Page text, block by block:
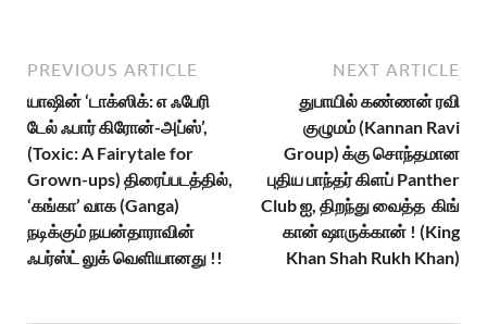
PREVIOUS ARTICLE
யாஷின் ‘டாக்ஸிக்: எ ஃபேரி
டேல் ஃபார் கிரோன்-அப்ஸ்’,
(Toxic: A Fairytale for
Grown-ups) திரைப்படத்தில்,
‘கங்கா’ வாக (Ganga)
நடிக்கும் நயன்தாராவின்
ஃபர்ஸ்ட் லுக் வெளியானது !!
NEXT ARTICLE
துபாயில் கண்ணன் ரவி
குழுமம் (Kannan Ravi
Group) க்கு சொந்தமான
புதிய பாந்தர் கிளப் Panther
Club ஐ, திறந்து வைத்த கிங்
கான் ஷாருக்கான் ! (King
Khan Shah Rukh Khan)